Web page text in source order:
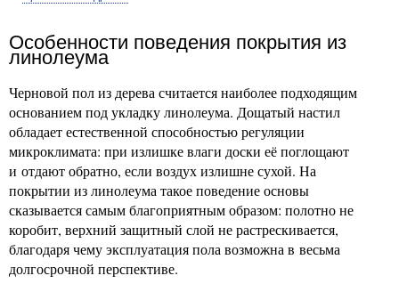
Особенности поведения покрытия из
линолеума
Черновой пол из дерева считается наиболее подходящим
основанием под укладку линолеума. Дощатый настил
обладает естественной способностью регуляции
микроклимата: при излишке влаги доски её поглощают
и отдают обратно, если воздух излишне сухой. На
покрытии из линолеума такое поведение основы
сказывается самым благоприятным образом: полотно не
коробит, верхний защитный слой не растрескивается,
благодаря чему эксплуатация пола возможна в весьма
долгосрочной перспективе.